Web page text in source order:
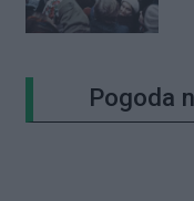
Pogoda